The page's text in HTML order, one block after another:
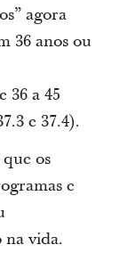
agora
36 anos ou
36 a 45
e 37.4).
os
e
na vida.